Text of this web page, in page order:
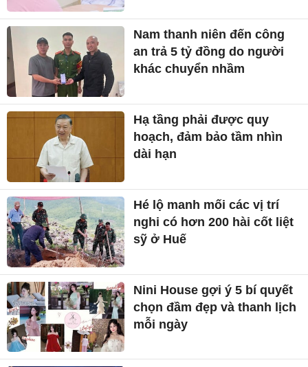
Nam thanh niên đến công
an trả 5 tỷ đồng do người
khác chuyển nhầm
Hạ tầng phải được quy
hoạch, đảm bảo tầm nhìn
dài hạn
Hé lộ manh mối các vị trí
nghi có hơn 200 hài cốt liệt
sỹ ở Huế
Nini House gợi ý 5 bí quyết
chọn đầm đẹp và thanh lịch
mỗi ngày